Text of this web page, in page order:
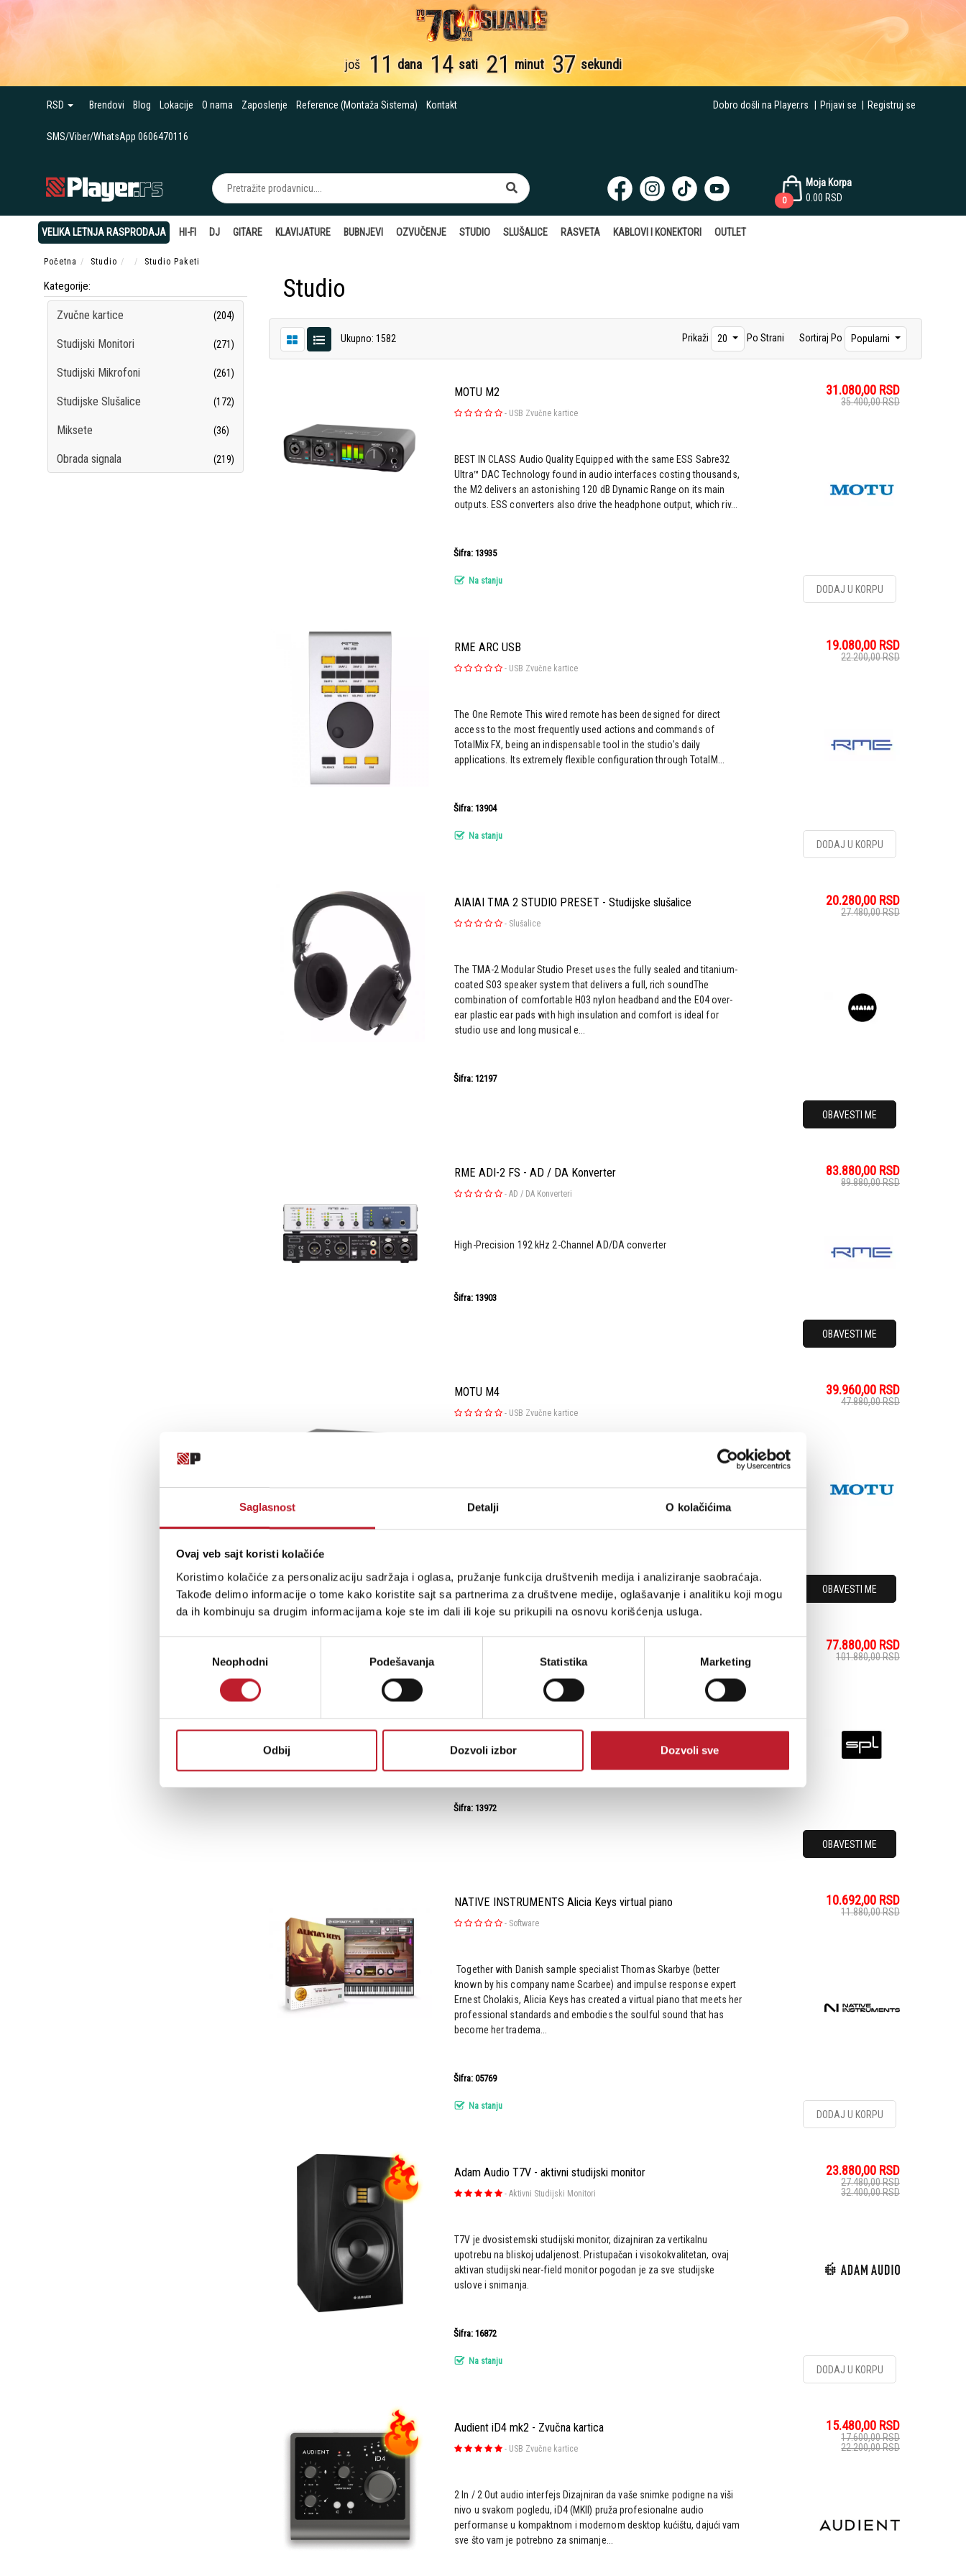
Saglasnost Detalji O kolačićima
Ovaj veb sajt koristi kolačiće
Koristimo kolačiće za personalizaciju sadržaja i oglasa, pružanje funkcija društvenih medija i analiziranje saobraćaja.
Takođe delimo informacije o tome kako koristite sajt sa partnerima za društvene medije, oglašavanje i analitiku koji mogu
da ih kombinuju sa drugim informacijama koje ste im dali ili koje su prikupili na osnovu korišćenja usluga.
сагласностиNeophodni Podešavanja Statistika Marketing
Odbij Dozvoli izbor Dozvoli sve
još 11 dana 14 sati 21 minut 36 sekundi
RSD Brendovi Blog Lokacije O nama Zaposlenje Reference (Montaža Sistema) Kontakt
SMS/Viber/WhatsApp 0606470116
Dobro došli na Player.rs Prijavi se Registruj se
Moja Korpa
0.00 RSD
0
VELIKA LETNJA RASPRODAJA HI-FI DJ GITARE KLAVIJATURE BUBNJEVI OZVUČENJE STUDIO SLUŠALICE RASVETA KABLOVI I KONEKTORI OUTLET
Početna Studio Studio Paketi
Kategorije:
Zvučne kartice (204)
Studijski Monitori (271)
Studijski Mikrofoni (261)
Studijske Slušalice (172)
Miksete (36)
Obrada signala (219)
Studio
Ukupno: 1582 Prikaži 20 Po Strani Sortiraj Po Popularni
MOTU M2
- USB Zvučne kartice
31.080,00 RSD
35.400,00RSD
BEST IN CLASS Audio Quality Equipped with the same ESS Sabre32
Ultra™ DAC Technology found in audio interfaces costing thousands,
the M2 delivers an astonishing 120 dB Dynamic Range on its main
outputs. ESS converters also drive the headphone output, which riv...
Šifra: 13935
Na stanju
DODAJ U KORPU
RME ARC USB
- USB Zvučne kartice
19.080,00 RSD
22.200,00RSD
The One Remote This wired remote has been designed for direct
access to the most frequently used actions and commands of
TotalMix FX, being an indispensable tool in the studio's daily
applications. Its extremely flexible configuration through TotalM...
Šifra: 13904
Na stanju
DODAJ U KORPU
AIAIAI TMA 2 STUDIO PRESET - Studijske slušalice
- Slušalice
20.280,00 RSD
27.480,00RSD
The TMA-2 Modular Studio Preset uses the fully sealed and titanium-
coated S03 speaker system that delivers a full, rich soundThe
combination of comfortable H03 nylon headband and the E04 over-
ear plastic ear pads with high insulation and comfort is ideal for
studio use and long musical e...
Šifra: 12197
OBAVESTI ME
RME ADI-2 FS - AD / DA Konverter
-AD / DA Konverteri
83.880,00 RSD
89.880,00RSD
High-Precision 192 kHz 2-Channel AD/DA converter
Šifra: 13903
OBAVESTI ME
MOTU M4
- USB Zvučne kartice
39.960,00 RSD
47.880,00RSD
BEST IN CLASS Audio Quality Equipped with the same ESS Sabre32
the M4 delivers an astonishing 120 dB Dynamic Range on its main
outputs. ESS converters also drive the headphone output, whic...
OBAVESTI ME
Monitor Kontrola
77.880,00 RSD
101.880,00RSD
surround monitoring. SMC kombinuje analognu kontrolu jačine zvuka
sa upravljanjem zvučnika i izborom izvora za 5.1 surround i stereo
Šifra: 13972
OBAVESTI ME
NATIVE INSTRUMENTS Alicia Keys virtual piano
- Software
10.692,00 RSD
11.880,00RSD
Together with Danish sample specialist Thomas Skarbye (better
known by his company name Scarbee) and impulse response expert
Ernest Cholakis, Alicia Keys has created a virtual piano that meets her
professional standards and embodies the soulful sound that has
become her tradema...
Šifra: 05769
Na stanju
DODAJ U KORPU
Adam Audio T7V - aktivni studijski monitor
-Aktivni Studijski Monitori
23.880,00 RSD
27.480,00RSD
32.400,00RSD
T7V je dvosistemski studijski monitor, dizajniran za vertikalnu
upotrebu na bliskoj udaljenost. Pristupačan i visokokvalitetan, ovaj
aktivan studijski near-field monitor pogodan je za sve studijske
uslove i snimanja.
Šifra: 16872
Na stanju
DODAJ U KORPU
Audient iD4 mk2 - Zvučna kartica
- USB Zvučne kartice
15.480,00 RSD
17.600,00RSD
22.200,00RSD
2 In / 2 Out audio interfejs Dizajniran da vaše snimke podigne na viši
nivo u svakom pogledu, iD4 (MKII) pruža profesionalne audio
performanse u kompaktnom i modernom desktop kućištu, dajući vam
sve što vam je potrebno za snimanje...